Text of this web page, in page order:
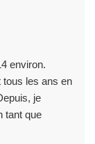
environ.
tous les ans en
je
tant que